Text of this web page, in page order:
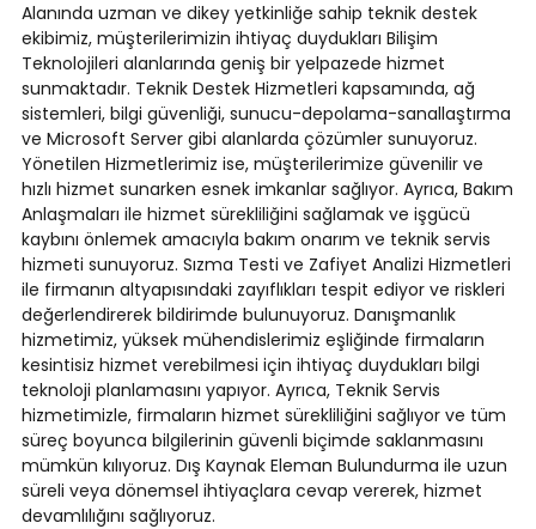
Alanında uzman ve dikey yetkinliğe sahip teknik destek
ekibimiz, müşterilerimizin ihtiyaç duydukları Bilişim
Teknolojileri alanlarında geniş bir yelpazede hizmet
sunmaktadır. Teknik Destek Hizmetleri kapsamında, ağ
sistemleri, bilgi güvenliği, sunucu-depolama-sanallaştırma
ve Microsoft Server gibi alanlarda çözümler sunuyoruz.
Yönetilen Hizmetlerimiz ise, müşterilerimize güvenilir ve
hızlı hizmet sunarken esnek imkanlar sağlıyor. Ayrıca, Bakım
Anlaşmaları ile hizmet sürekliliğini sağlamak ve işgücü
kaybını önlemek amacıyla bakım onarım ve teknik servis
hizmeti sunuyoruz. Sızma Testi ve Zafiyet Analizi Hizmetleri
ile firmanın altyapısındaki zayıflıkları tespit ediyor ve riskleri
değerlendirerek bildirimde bulunuyoruz. Danışmanlık
hizmetimiz, yüksek mühendislerimiz eşliğinde firmaların
kesintisiz hizmet verebilmesi için ihtiyaç duydukları bilgi
teknoloji planlamasını yapıyor. Ayrıca, Teknik Servis
hizmetimizle, firmaların hizmet sürekliliğini sağlıyor ve tüm
süreç boyunca bilgilerinin güvenli biçimde saklanmasını
mümkün kılıyoruz. Dış Kaynak Eleman Bulundurma ile uzun
süreli veya dönemsel ihtiyaçlara cevap vererek, hizmet
devamlılığını sağlıyoruz.